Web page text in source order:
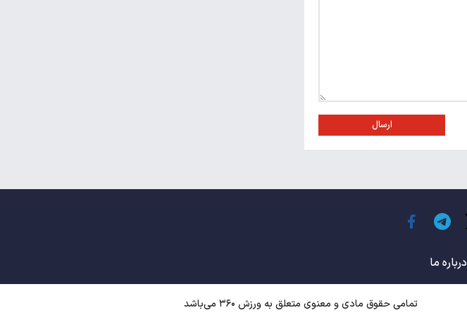
ارسال
درباره ما
تمامی حقوق مادی و معنوی متعلق به ورزش ۳۶۰ می‌باشد